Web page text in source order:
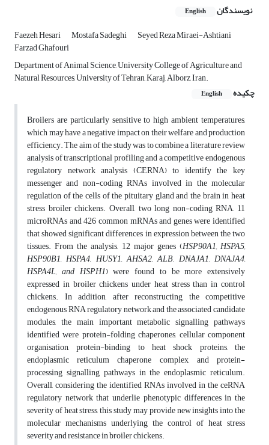
نویسندگان English
Faezeh Hesari Mostafa Sadeghi Seyed Reza Miraei-Ashtiani
Farzad Ghafouri
Department of Animal Science, University College of Agriculture and
Natural Resources, University of Tehran, Karaj, Alborz, Iran.
چکیده
English
Broilers are particularly sensitive to high ambient temperatures,
which may have a negative impact on their welfare and production
efficiency. The aim of the study was to combine a literature review
analysis of transcriptional profiling and a competitive endogenous
regulatory network analysis (CERNA) to identify the key
messenger and non-coding RNAs involved in the molecular
regulation of the cells of the pituitary gland and the brain in heat
stress broiler chickens. Overall, two long non-coding RNA, 11
microRNAs and 426 common mRNAs and genes were identified
that showed significant differences in expression between the two
tissues. From the analysis, 12 major genes (HSP90A1, HSPA5,
HSP90B1, HSPA4, HUSY1, AHSA2, ALB, DNAJA1, DNAJA4,
HSPA4L, and HSPH1) were found to be more extensively
expressed in broiler chickens under heat stress than in control
chickens. In addition, after reconstructing the competitive
endogenous RNA regulatory network and the associated candidate
modules, the main important metabolic signalling pathways
identified were protein-folding chaperones, cellular component
organisation, protein-binding to heat shock proteins, the
endoplasmic reticulum chaperone complex, and protein-
processing signalling pathways in the endoplasmic reticulum.
Overall, considering the identified RNAs involved in the ceRNA
regulatory network that underlie phenotypic differences in the
severity of heat stress, this study may provide new insights into the
molecular mechanisms underlying the control of heat stress
severity and resistance in broiler chickens.